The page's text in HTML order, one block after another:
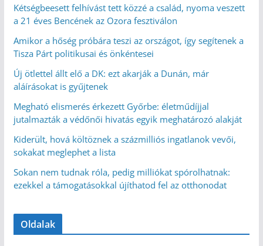
Kétségbeesett felhívást tett közzé a család, nyoma veszett
a 21 éves Bencének az Ozora fesztiválon
Amikor a hőség próbára teszi az országot, így segítenek a
Tisza Párt politikusai és önkéntesei
Új ötlettel állt elő a DK: ezt akarják a Dunán, már
aláírásokat is gyűjtenek
Megható elismerés érkezett Győrbe: életműdíjjal
jutalmazták a védőnői hivatás egyik meghatározó alakját
Kiderült, hová költöznek a százmilliós ingatlanok vevői,
sokakat meglephet a lista
Sokan nem tudnak róla, pedig milliókat spórolhatnak:
ezekkel a támogatásokkal újíthatod fel az otthonodat
Oldalak